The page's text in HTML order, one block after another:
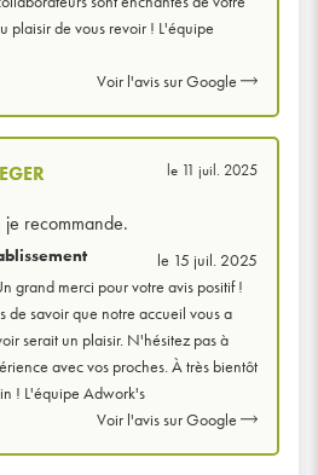
plaisir de vous revoir ! L'équipe
Voir l'avis sur Google
le 11 juil. 2025
je recommande.
le 15 juil. 2025
grand merci pour votre avis positif !
de savoir que notre accueil vous a
serait un plaisir. N'hésitez pas à
avec vos proches. À très bientôt
! L'équipe Adwork's
Voir l'avis sur Google